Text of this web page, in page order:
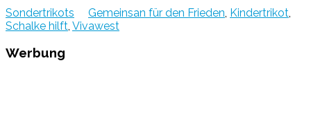
Sondertrikots
Gemeinsan für den Frieden Kindertrikot
Schalke hilft Vivawest
Werbung